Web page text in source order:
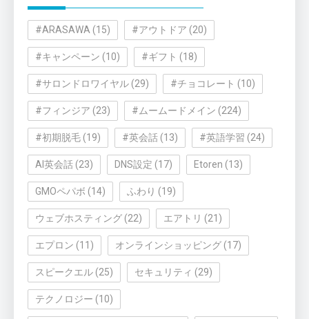
#ARASAWA (15) #アウトドア (20)
#キャンペーン (10) #ギフト (18)
#サロンドロワイヤル (29) #チョコレート (10)
#フィンジア (23) #ムームードメイン (224)
#初期脱毛 (19) #英会話 (13) #英語学習 (24)
AI英会話 (23) DNS設定 (17) Etoren (13)
GMOペパボ (14) ふわり (19)
ウェブホスティング (22) エアトリ (21)
エプロン (11) オンラインショッピング (17)
スピークエル (25) セキュリティ (29)
テクノロジー (10)